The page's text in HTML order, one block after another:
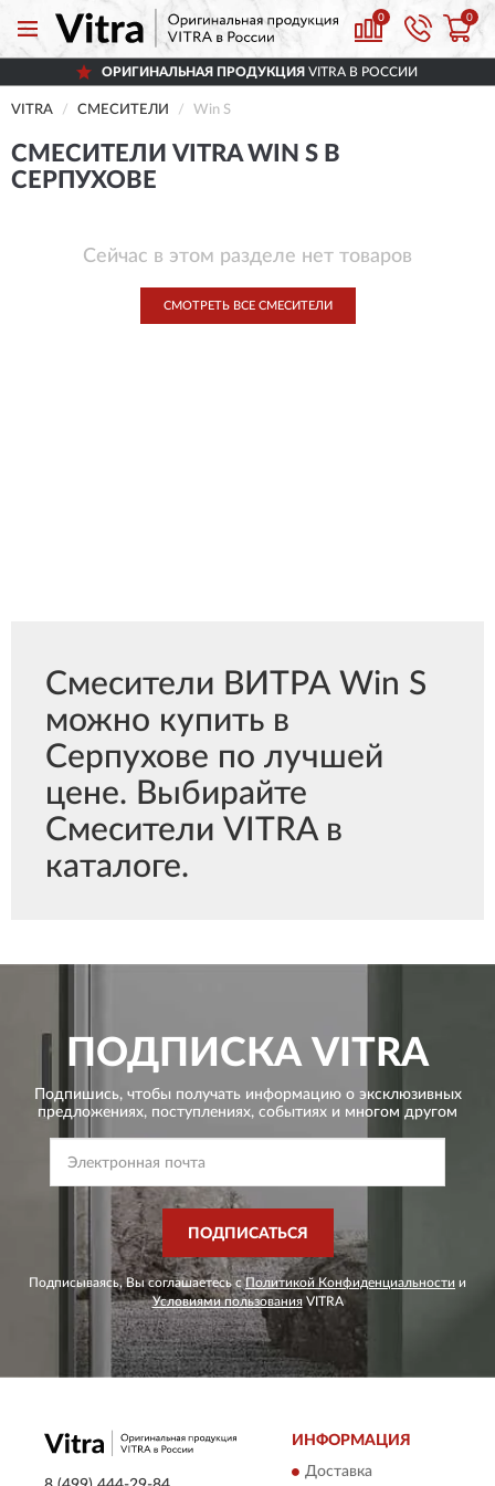
0 0
ОРИГИНАЛЬНАЯ ПРОДУКЦИЯ VITRA В РОССИИ
VITRA СМЕСИТЕЛИ Win S
СМЕСИТЕЛИ VITRA WIN S В
СЕРПУХОВЕ
Сейчас в этом разделе нет товаров
СМОТРЕТЬ ВСЕ СМЕСИТЕЛИ
Смесители ВИТРА Win S
можно купить в
Серпухове по лучшей
цене. Выбирайте
Смесители VITRA в
каталоге.
ПОДПИСКА VITRA
Подпишись, чтобы получать информацию о эксклюзивных
предложениях, поступлениях, событиях и многом другом
ПОДПИСАТЬСЯ
Подписываясь, Вы соглашаетесь сПолитикой Конфиденциальности и
Условиями пользованияVITRA
ИНФОРМАЦИЯ
Доставка